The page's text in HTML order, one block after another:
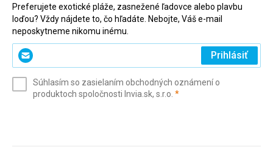
Preferujete exotické pláže, zasnežené ľadovce alebo plavbu
loďou? Vždy nájdete to, čo hľadáte. Nebojte, Váš e-mail
neposkytneme nikomu inému.
Zadajte
svoj
(povinné)
Prihlásiť
Súhlasím so zasielaním obchodných oznámení o
produktoch spoločnosti Invia.sk, s.r.o. *(povinné)